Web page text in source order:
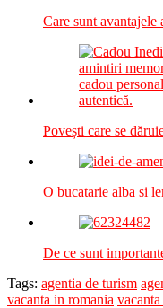
Care sunt avantajele
Povești care se
O bucatarie alba si
De ce sunt
Tags: agentia de turism
vacanta in romania